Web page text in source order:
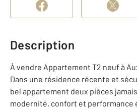
Description
À vendre Appartement T2 neuf à
Dans une résidence récente et
bel appartement deux pièces
modernité, confort et performance